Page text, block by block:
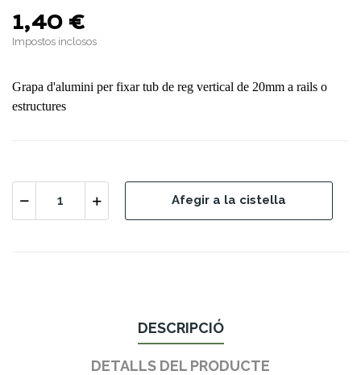
1,40 €
Impostos inclosos
Grapa d'alumini per fixar tub de reg vertical de 20mm a rails o
estructures
Afegir a la cistella
DESCRIPCIÓ
DETALLS DEL PRODUCTE